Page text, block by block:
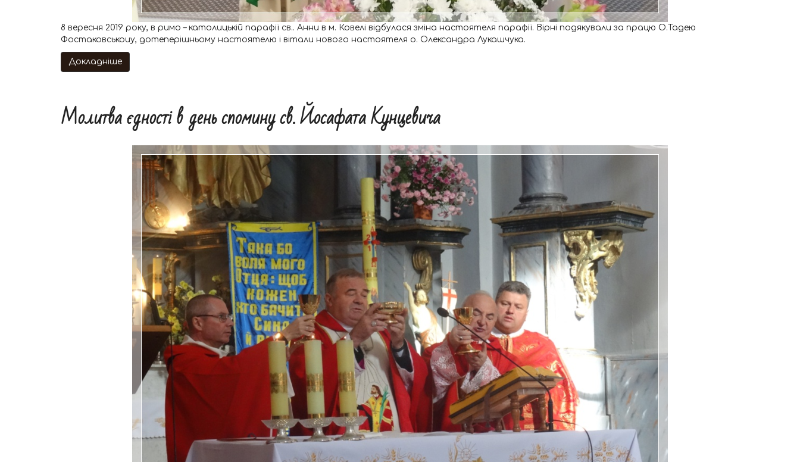
8 вересня 2019 року, в римо – католицькій парафії св.. Анни в м. Ковелі відбулася зміна настоятеля парафії. Вірні подякували за працю О.Тадею
Фостаковськоиу, дотеперішньому настоятелю і вітали нового настоятеля о. Олександра Лукашчука.
Докладніше
Молитва єдності в день спомину св. Йосафата Кунцевича